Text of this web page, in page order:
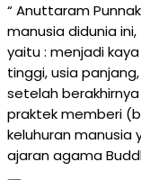
“ Anuttaram
manusia didunia
yaitu : menjadi
tinggi, usia
setelah
praktek memberi
keluhuran manusia
ajaran agama